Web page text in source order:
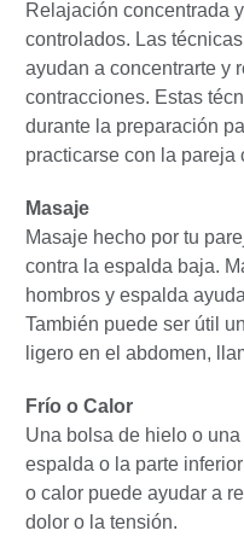
Relajación concentrada
controlados. Las
ayudan a concentrarte y
contracciones. Estas
durante la preparación
practicarse con la pareja
Masaje
Masaje hecho por tu
contra la espalda baja.
hombros y espalda
También puede ser útil
ligero en el abdomen,
Frío o Calor
Una bolsa de hielo o
espalda o la parte
o calor puede ayudar a
dolor o la tensión.